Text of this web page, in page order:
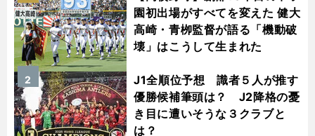
園初出場がすべてを変えた 健大
高崎・青栁監督が語る「機動破
壊」はこうして生まれた
J1全順位予想 識者５人が推す
優勝候補筆頭は？ J2降格の憂
き目に遭いそうな３クラブと
は？
2